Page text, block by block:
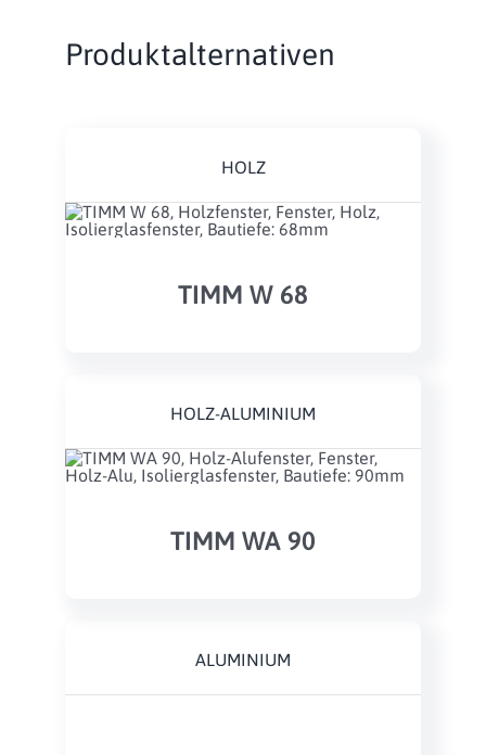
Produktalternativen
HOLZ
TIMM W 68
HOLZ-ALUMINIUM
TIMM WA 90
ALUMINIUM